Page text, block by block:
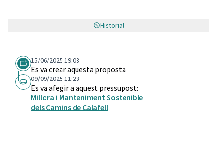
Historial
15/06/2025 19:03
Es va crear aquesta proposta
09/09/2025 11:23
Es va afegir a aquest pressupost:
Millora i Manteniment Sostenible
dels Camins de Calafell